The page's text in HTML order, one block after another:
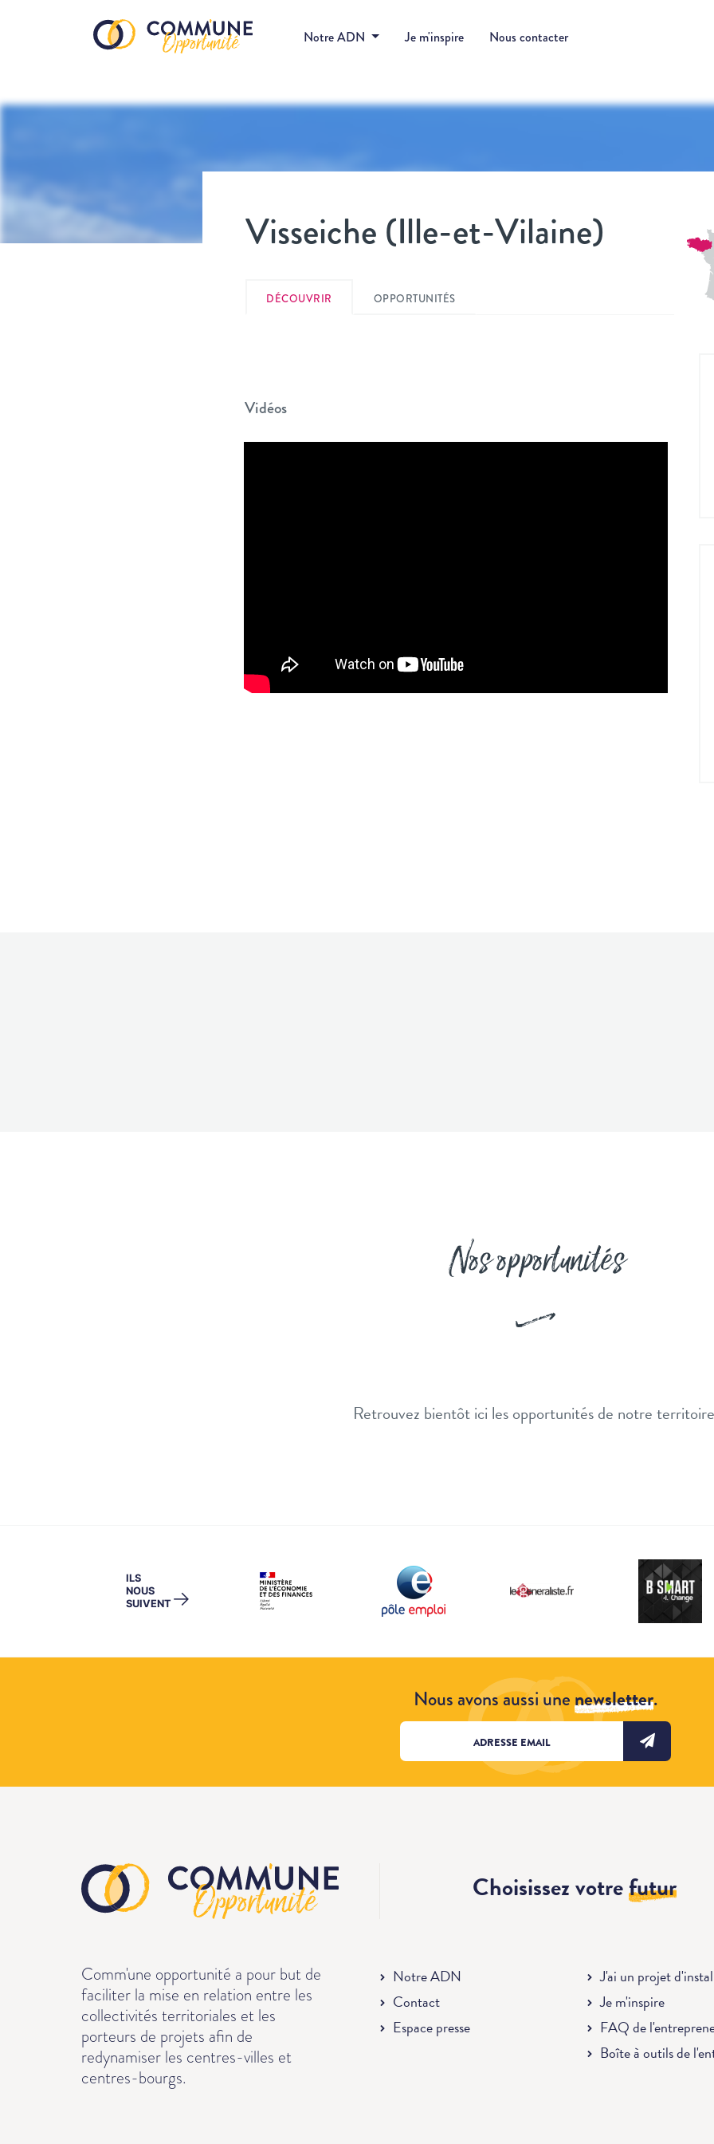
Notre ADN Je m'inspire Nous contacter
Visseiche (Ille-et-Vilaine)
DÉCOUVRIR OPPORTUNITÉS
Vidéos
Nos opportunités
Retrouvez bientôt ici les opportunités de notre
ILS
NOUS
SUIVENT →
Nous avons aussi unenewsletter.
Choisissez votrefutur
Comm'une opportunité a pour but de
faciliter la mise en relation entre les
collectivités territoriales et les
porteurs de projets afin de
redynamiser les centres-villes et
centres-bourgs.
Notre ADN
Contact
Espace presse
J'ai un projet
Je m'inspire
FAQ de
Boîte à outils de